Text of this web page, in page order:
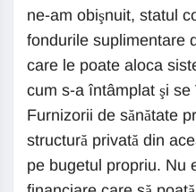
ne-am obişnuit, statul
fondurile suplimentare
care le poate aloca
cum s-a întâmplat şi
Furnizorii de sănătate
structură privată din
pe bugetul propriu. Nu